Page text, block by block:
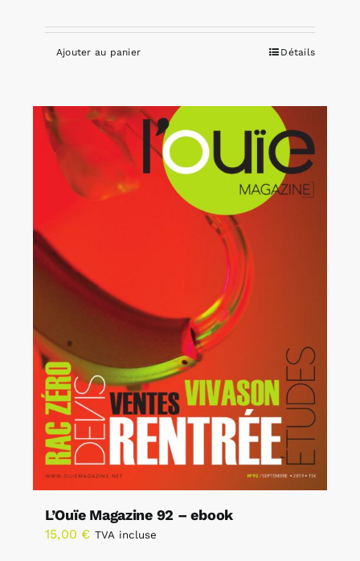
Ajouter au panier Détails
L’Ouïe Magazine 92 – ebook
15,00 € TVA incluse